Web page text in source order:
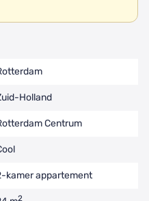
Holland
Centrum
kamer appartement
2